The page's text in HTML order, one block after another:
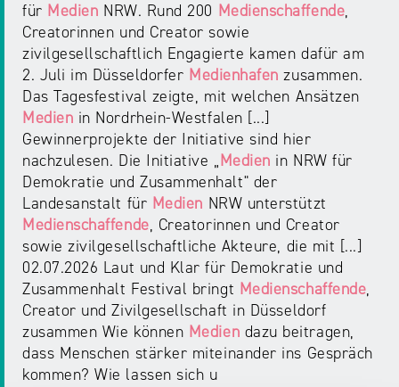
für Medien NRW. Rund 200 Medienschaffende,
Creatorinnen und Creator sowie
zivilgesellschaftlich Engagierte kamen dafür am
2. Juli im Düsseldorfer Medienhafen zusammen.
Das Tagesfestival zeigte, mit welchen Ansätzen
Medien in Nordrhein-Westfalen [...]
Gewinnerprojekte der Initiative sind hier
nachzulesen. Die Initiative „Medien in NRW für
Demokratie und Zusammenhalt" der
Landesanstalt für Medien NRW unterstützt
Medienschaffende, Creatorinnen und Creator
sowie zivilgesellschaftliche Akteure, die mit [...]
02.07.2026 Laut und Klar für Demokratie und
Zusammenhalt Festival bringt Medienschaffende,
Creator und Zivilgesellschaft in Düsseldorf
zusammen Wie können Medien dazu beitragen,
dass Menschen stärker miteinander ins Gespräch
kommen? Wie lassen sich u